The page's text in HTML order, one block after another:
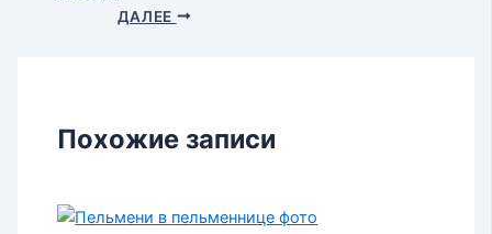
ДАЛЕЕ
Похожие записи